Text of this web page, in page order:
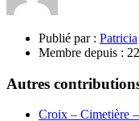
Publié par : Patricia
Membre depuis :
Autres
Croix – Cimetière